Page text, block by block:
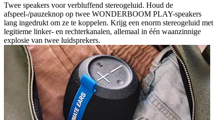
Twee speakers voor verbluffend stereogeluid. Houd de
afspeel-/pauzeknop op twee WONDERBOOM PLAY-speakers
lang ingedrukt om ze te koppelen. Krijg een enorm stereogeluid met
legitieme linker- en rechterkanalen, allemaal in één waanzinnige
explosie van twee luidsprekers.